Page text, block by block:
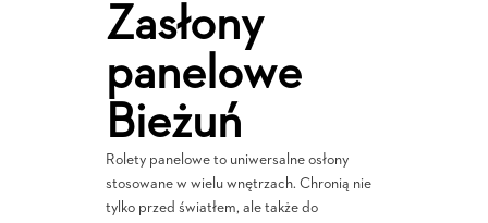
Zasłony
panelowe
Bieżuń
Rolety panelowe to uniwersalne osłony
stosowane w wielu wnętrzach. Chronią nie
tylko przed światłem, ale także do